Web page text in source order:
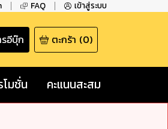
FAQ เข้าสู่ระบบ
อีบุ๊ก ตะกร้า (0)
โมชั่น คะแนนสะสม